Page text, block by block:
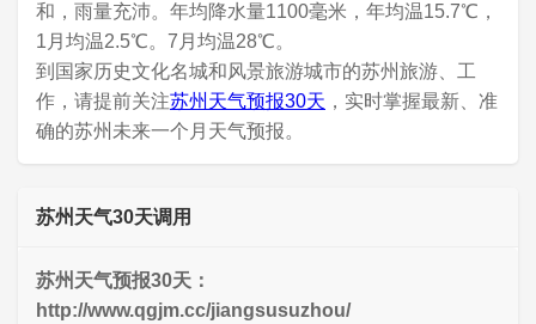
和，雨量充沛。年均降水量1100毫米，年均温15.7℃，
1月均温2.5℃。7月均温28℃。
到国家历史文化名城和风景旅游城市的苏州旅游、工
作，请提前关注苏州天气预报30天 ，实时掌握最新、准
确的苏州未来一个月天气预报。
苏州天气30天调用
苏州天气预报30天：
http://www.qgjm.cc/jiangsusuzhou/